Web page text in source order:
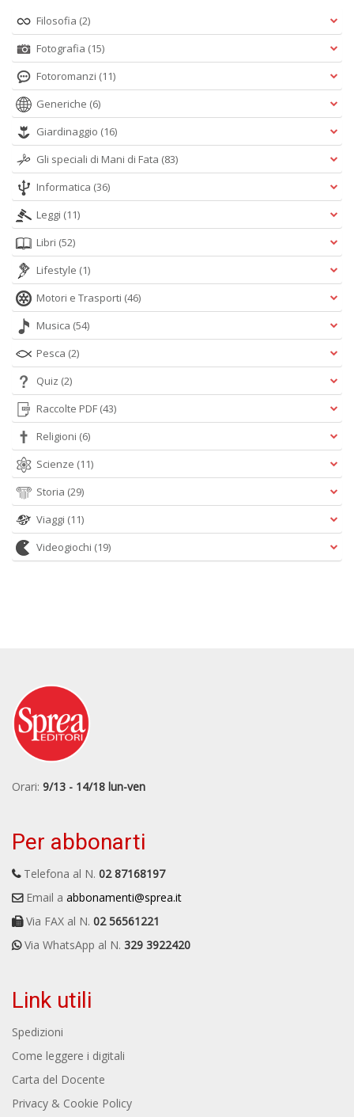
Filosofia (2)
Fotografia (15)
Fotoromanzi (11)
Generiche (6)
Giardinaggio (16)
Gli speciali di Mani di Fata (83)
Informatica (36)
Leggi (11)
Libri (52)
Lifestyle (1)
Motori e Trasporti (46)
Musica (54)
Pesca (2)
Quiz (2)
Raccolte PDF (43)
Religioni (6)
Scienze (11)
Storia (29)
Viaggi (11)
Videogiochi (19)
Orari: 9/13 - 14/18 lun-ven
Per abbonarti
Telefona al N. 02 87168197
Email a abbonamenti@sprea.it
Via FAX al N. 02 56561221
Via WhatsApp al N. 329 3922420
Link utili
Spedizioni
Come leggere i digitali
Carta del Docente
Privacy & Cookie Policy